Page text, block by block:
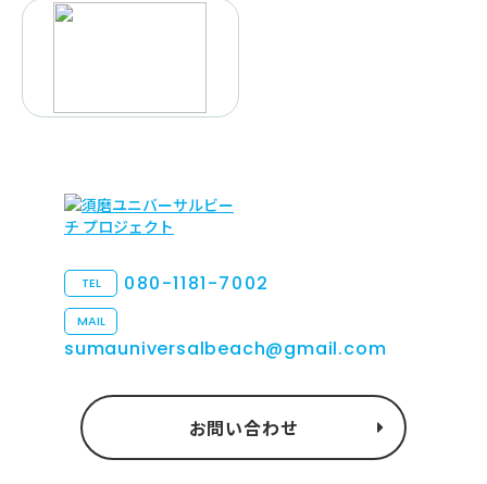
TEL 080-1181-7002
MAIL
sumauniversalbeach@gmail.com
お問い合わせ